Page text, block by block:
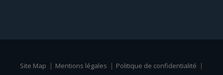
Site Map Mentions légales
Politique de confidentialité